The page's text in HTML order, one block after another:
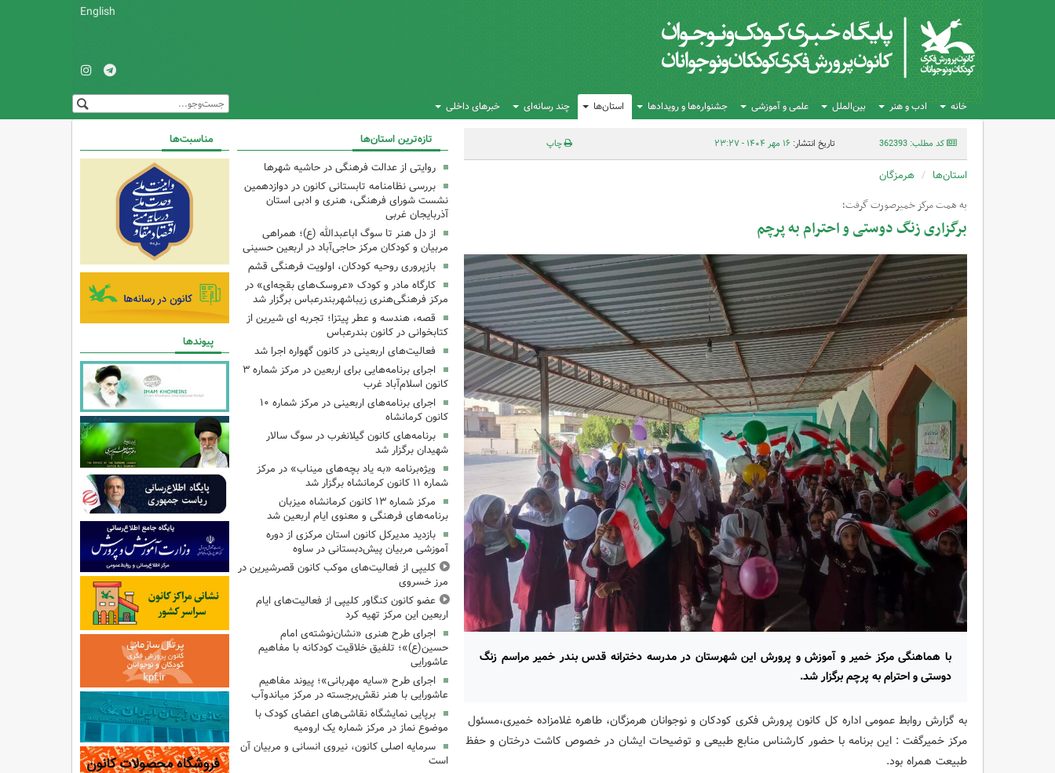
English
خانه ادب و هنر بین‌الملل علمی و آموزشی جشنواره‌ها و رویدادها استان‌ها چند رسانه‌ای خبرهای داخلی
کد مطلب: 362393 تاریخ انتشار:۱۶ مهر ۱۴۰۴ - ۲۳:۲۷ چاپ
استان‌ها هرمزگان
به همت مرکز خمیرصورت گرفت؛
برگزاری زنگ دوستی و احترام به پرچم
با هماهنگی مرکز خمیر و آموزش و پرورش این شهرستان در مدرسه دخترانه قدس بندر خمیر مراسم زنگ
دوستی و احترام به پرچم برگزار شد.
به گزارش روابط عمومی اداره کل کانون پرورش فکری کودکان و نوجوانان هرمزگان، طاهره غلامزاده خمیری،مسئول
مرکز خمیرگفت : این برنامه با حضور کارشناس منابع طبیعی و توضیحات ایشان در خصوص کاشت درختان و حفظ
طبیعت همراه بود.
تازه‌ترین استان‌ها
روایتی از عدالت فرهنگی در حاشیه شهرها
بررسی نظامنامه تابستانی کانون در دوازدهمین
نشست شورای فرهنگی، هنری و ادبی استان
آذربایجان غربی
از دل هنر تا سوگ اباعبدالله (ع)؛ همراهی
مربیان و کودکان مرکز حاجی‌آباد در اربعین حسینی
بازپروری روحیه کودکان، اولویت فرهنگی قشم
کارگاه مادر و کودک «عروسک‌های بقچه‌ای» در
مرکز فرهنگی‌هنری زیباشهربندرعباس برگزار شد
قصه، هندسه و عطر پیتزا؛ تجربه ای شیرین از
کتابخوانی در کانون بندرعباس
فعالیت‌های اربعینی در کانون گهواره اجرا شد
اجرای برنامه‌هایی برای اربعین در مرکز شماره ۳
کانون اسلام‌آباد غرب
اجرای برنامه‌های اربعینی در مرکز شماره ۱۰
کانون کرمانشاه
برنامه‌های کانون گیلانغرب در سوگ سالار
شهیدان برگزار شد
ویژه‌برنامه «به یاد بچه‌های میناب» در مرکز
شماره ۱۱ کانون کرمانشاه برگزار شد
مرکز شماره ۱۳ کانون کرمانشاه میزبان
برنامه‌های فرهنگی و معنوی ایام اربعین شد
بازدید مدیرکل کانون استان مرکزی از دوره
آموزشی مربیان پیش‌دبستانی در ساوه
کلیپی از فعالیت‌های موکب کانون قصرشیرین در
مرز خسروی
عضو کانون کنگاور کلیپی از فعالیت‌های ایام
اربعین این مرکز تهیه کرد
اجرای طرح هنری «نشان‌نوشته‌ی امام
حسین(ع)»؛ تلفیق خلاقیت کودکانه با مفاهیم
عاشورایی
اجرای طرح «سایه مهربانی»؛ پیوند مفاهیم
عاشورایی با هنر نقش‌برجسته در مرکز میاندوآب
برپایی نمایشگاه نقاشی‌های اعضای کودک با
موضوع نماز در مرکز شماره یک ارومیه
سرمایه اصلی کانون، نیروی انسانی و مربیان آن
است
مناسبت‌ها
پیوندها